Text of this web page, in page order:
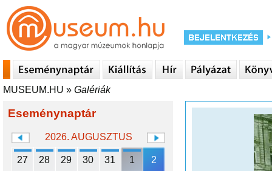
MUSEUM.HU » Galériák
Eseménynaptár
2026. AUGUSZTUS
27 28 29 30 31 1 2